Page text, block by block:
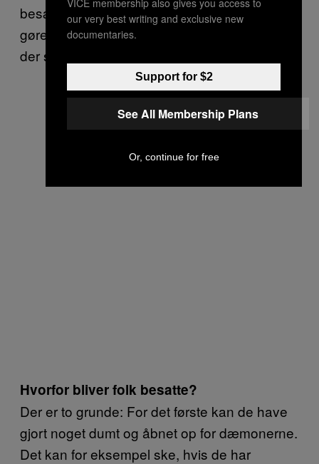
besættelser med medicin. Man kan måske
gøre patienterne føjelige, men dæmonen er
der stadig.
Hvorfor bliver folk besatte?
Der er to grunde: For det første kan de have
gjort noget dumt og åbnet op for dæmonerne.
Det kan for eksempel ske, hvis de har
our very best writing and exclusive new
documentaries.
Support for $2
See All Membership Plans
Or, continue for free